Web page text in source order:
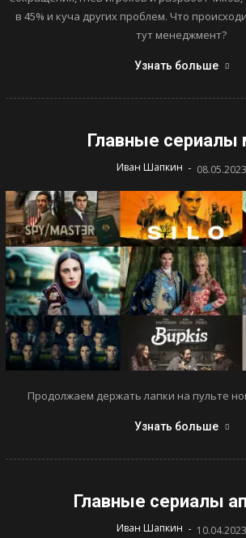
в 45% и куча других проблем. Что
тут менеджмент?
Узнать больше
Главные сериалы
Иван Шапкин - 08.05.2023
Продолжаем держать лапки на пульте
Узнать больше
Главные сериалы
Иван Шапкин - 10.04.2023